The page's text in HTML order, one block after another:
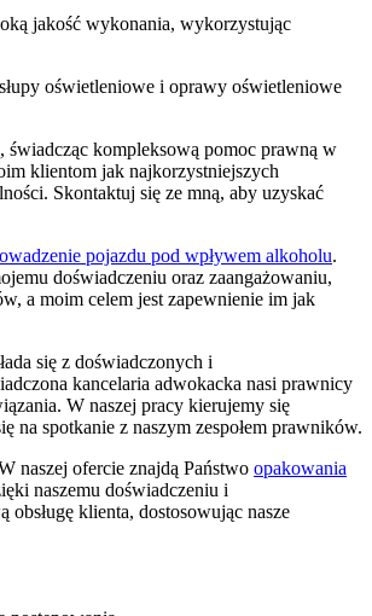
jakość wykonania, wykorzystując
oświetleniowe i oprawy oświetleniowe
świadcząc kompleksową pomoc prawną w
klientom jak najkorzystniejszych
Skontaktuj się ze mną, aby uzyskać
pojazdu pod wpływem alkoholu.
doświadczeniu oraz zaangażowaniu,
a moim celem jest zapewnienie im jak
się z doświadczonych i
kancelaria adwokacka nasi prawnicy
W naszej pracy kierujemy się
spotkanie z naszym zespołem prawników.
naszej ofercie znajdą Państwo opakowania
naszemu doświadczeniu i
klienta, dostosowując nasze